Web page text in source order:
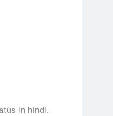
in hindi.